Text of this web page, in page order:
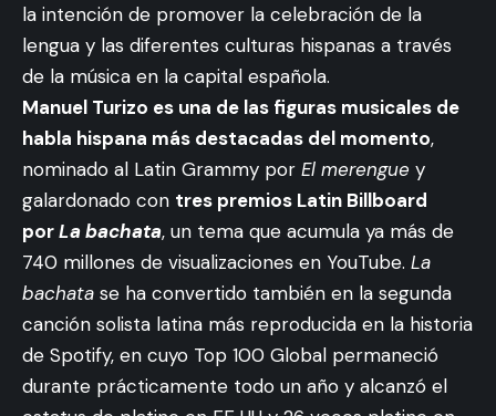
la intención de promover la celebración de la
lengua y las diferentes culturas hispanas a través
de la música en la capital española.
Manuel Turizo es una de las figuras musicales de
habla hispana más destacadas del momento,
nominado al Latin Grammy por El merengue y
galardonado con tres premios Latin Billboard
porLa bachata, un tema que acumula ya más de
740 millones de visualizaciones en YouTube. La
bachata se ha convertido también en la segunda
canción solista latina más reproducida en la historia
de Spotify, en cuyo Top 100 Global permaneció
durante prácticamente todo un año y alcanzó el